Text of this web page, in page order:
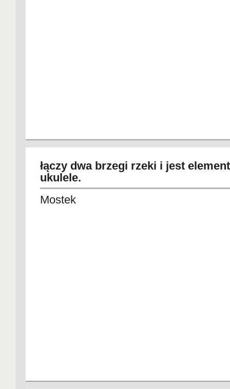
łączy dwa brzegi rzeki i jest
ukulele.
Mostek